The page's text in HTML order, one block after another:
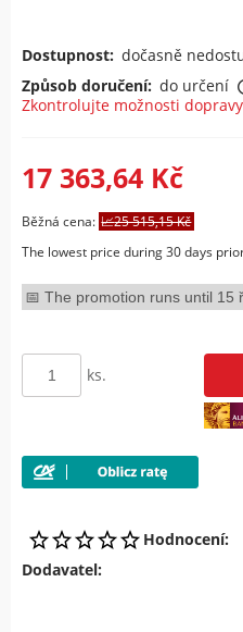
Dostupnost: dočasně
Způsob doručení: do určení
Cena nezahrnuje případné
Zkontrolujte možnosti dopravy
17 363,64 Kč
Běžná cena:
25 515,15 Kč
The lowest price during 30 days
The promotion runs until 15
ks.
Hodnocení:
Dodavatel: